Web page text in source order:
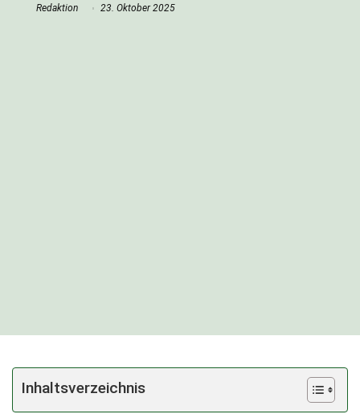
Redaktion 23. Oktober 2025
Inhaltsverzeichnis